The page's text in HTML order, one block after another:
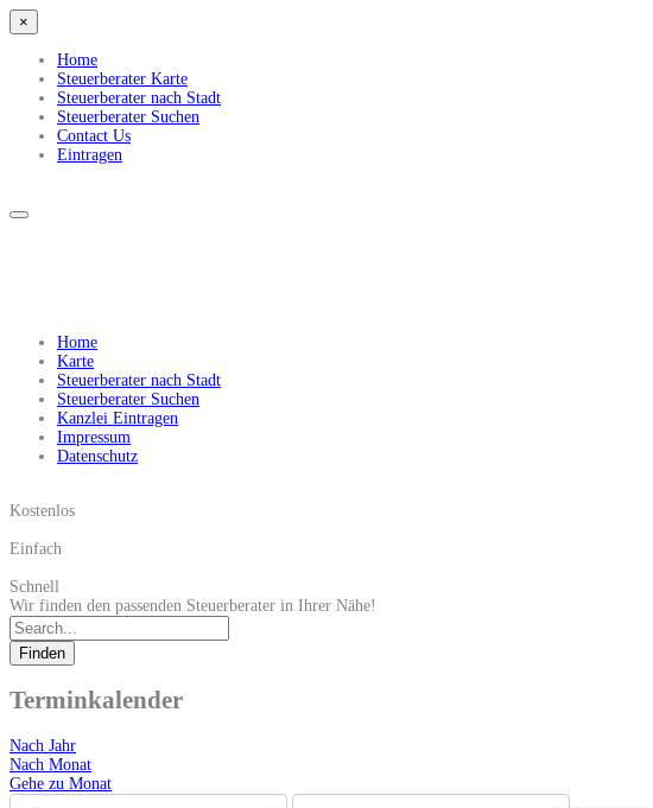
×
Home
Steuerberater Karte
Steuerberater nach Stadt
Steuerberater Suchen
Contact Us
Eintragen
Home
Karte
Steuerberater nach Stadt
Steuerberater Suchen
Kanzlei Eintragen
Impressum
Datenschutz
Kostenlos
Einfach
Schnell
Wir finden den passenden Steuerberater in Ihrer Nähe!
Finden
Terminkalender
Nach Jahr
Nach Monat
Gehe zu Monat